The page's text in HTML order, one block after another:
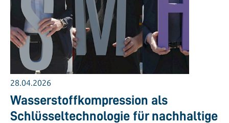
28.04.2026
Wasserstoffkompression als
Schlüsseltechnologie für nachhaltige